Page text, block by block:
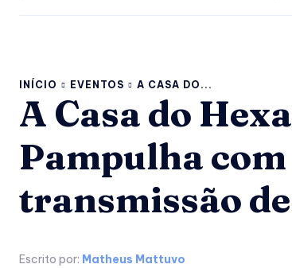
INÍCIO EVENTOS A CASA DO...
A Casa do
Pampulha
transmissão
Escrito por: Matheus Mattuvo